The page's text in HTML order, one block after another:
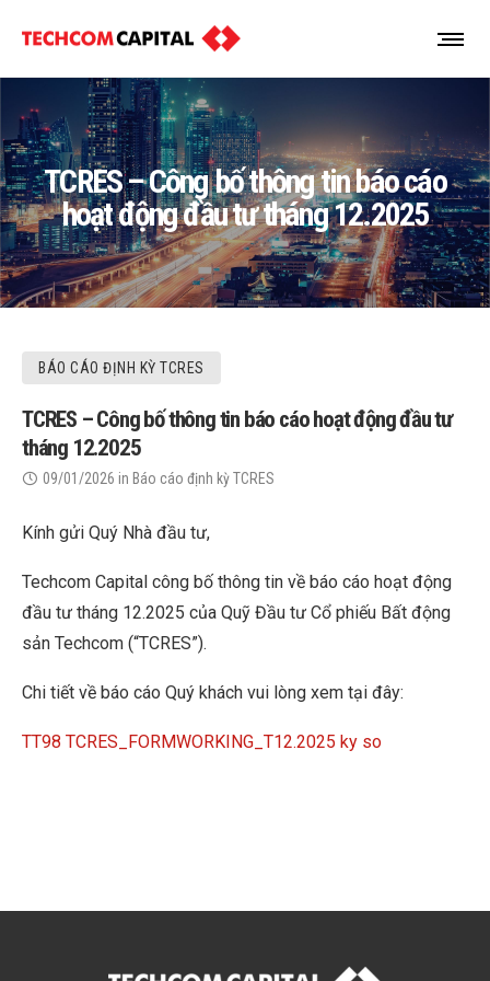
TCRES – Công bố thông tin báo cáo
hoạt động đầu tư tháng 12.2025
BÁO CÁO ĐỊNH KỲ TCRES
TCRES – Công bố thông tin báo cáo hoạt động đầu tư
tháng 12.2025
09/01/2026 in Báo cáo định kỳ TCRES
Kính gửi Quý Nhà đầu tư,
Techcom Capital công bố thông tin về báo cáo hoạt động
đầu tư tháng 12.2025 của Quỹ Đầu tư Cổ phiếu Bất động
sản Techcom (“TCRES”).
Chi tiết về báo cáo Quý khách vui lòng xem tại đây:
TT98 TCRES_FORMWORKING_T12.2025 ky so